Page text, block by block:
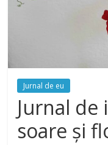
Jurnal de eu
Jurnal de
soare și